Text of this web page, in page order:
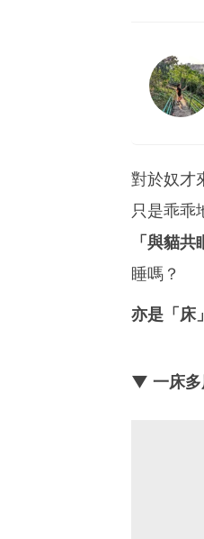
對於奴才
只是乖乖
「與貓共
睡嗎？
亦是「床
▼ 一床多